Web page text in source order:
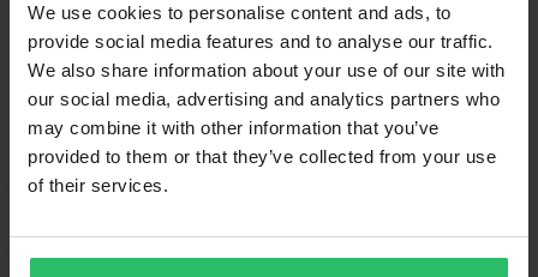
We use cookies to personalise content and ads, to
provide social media features and to analyse our traffic.
We also share information about your use of our site with
our social media, advertising and analytics partners who
may combine it with other information that you’ve
provided to them or that they’ve collected from your use
of their services.
Integritetspolicy
Returer
Ångerrätt
Orderstatus
Reklamationer & Klagomål
Information om återvinning
Om 24mx.se
Lediga jobb
Försäkran om överensstämmelse